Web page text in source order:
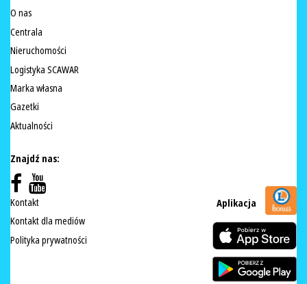
O nas
Centrala
Nieruchomości
Logistyka SCAWAR
Marka własna
Gazetki
Aktualności
Znajdź nas:
Kontakt
Kontakt dla mediów
Polityka prywatności
Aplikacja